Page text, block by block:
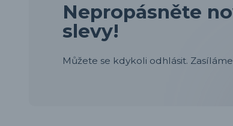
Nepropásněte
slevy!
Můžete se kdykoli odhlásit.